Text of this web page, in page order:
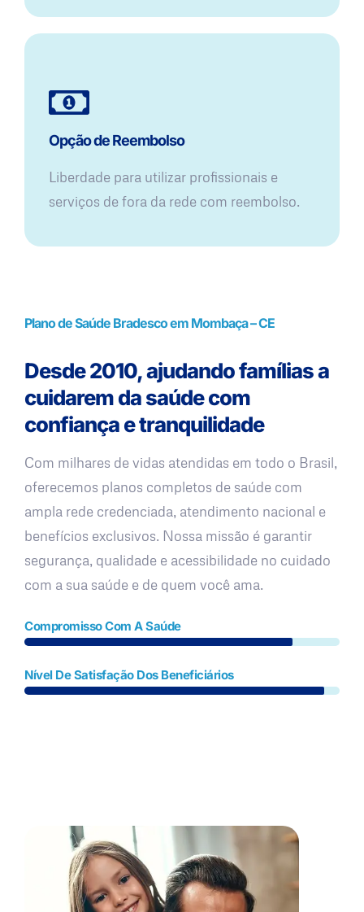
Opção de Reembolso
Liberdade para utilizar profissionais e
serviços de fora da rede com reembolso.
Plano de Saúde Bradesco em Mombaça – CE
Desde 2010, ajudando famílias a
cuidarem da saúde com
confiança e tranquilidade
Com milhares de vidas atendidas em todo o Brasil,
oferecemos planos completos de saúde com
ampla rede credenciada, atendimento nacional e
benefícios exclusivos. Nossa missão é garantir
segurança, qualidade e acessibilidade no cuidado
com a sua saúde e de quem você ama.
Compromisso Com A Saúde
Nível De Satisfação Dos Beneficiários